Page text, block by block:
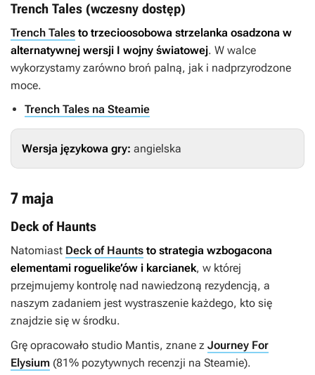
Trench Tales (wczesny dostęp)
Trench Tales to trzecioosobowa strzelanka osadzona w
alternatywnej wersji I wojny światowej. W walce
wykorzystamy zarówno broń palną, jak i nadprzyrodzone
moce.
Trench Tales na Steamie
Wersja językowa gry: angielska
7 maja
Deck of Haunts
Natomiast Deck of Haunts to strategia wzbogacona
elementami roguelike’ów i karcianek, w której
przejmujemy kontrolę nad nawiedzoną rezydencją, a
naszym zadaniem jest wystraszenie każdego, kto się
znajdzie się w środku.
Grę opracowało studio Mantis, znane z Journey For
Elysium (81% pozytywnych recenzji na Steamie).